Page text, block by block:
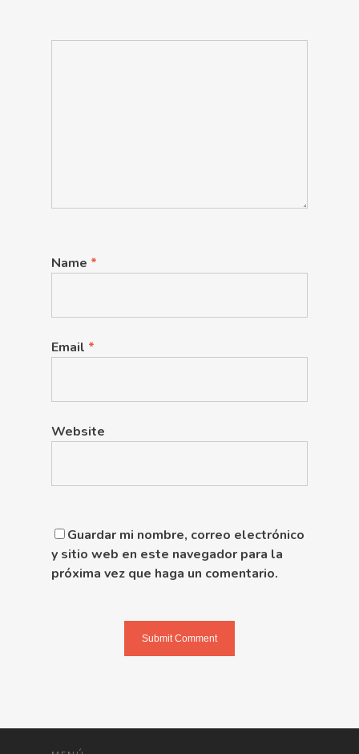
Name *
Email *
Website
Guardar mi nombre, correo electrónico
y sitio web en este navegador para la
próxima vez que haga un comentario.